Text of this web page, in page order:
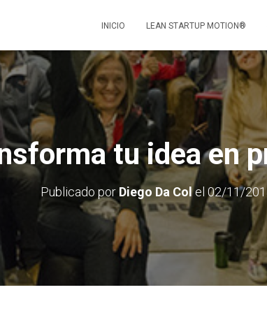
INICIO LEAN STARTUP MOTION®
tu idea en
Publicado por Diego Da Colel 02/11/